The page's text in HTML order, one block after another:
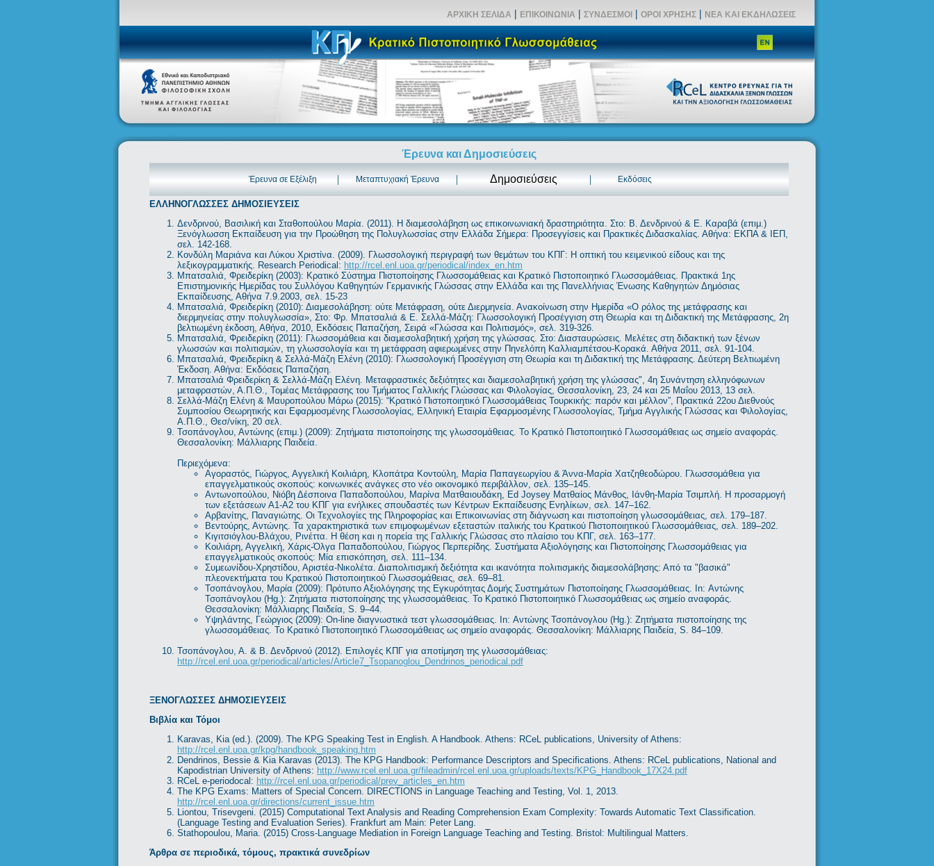
ΑΡΧΙΚΗ ΣΕΛΙΔΑ | ΕΠΙΚΟΙΝΩΝΙΑ | ΣΥΝΔΕΣΜΟΙ | ΟΡΟΙ ΧΡΗΣΗΣ | ΝΕΑ ΚΑΙ ΕΚΔΗΛΩΣΕΙΣ
Έρευνα και Δημοσιεύσεις
Έρευνα σε Εξέλιξη | Μεταπτυχιακή Έρευνα | Δημοσιεύσεις | Εκδόσεις
ΕΛΛΗΝΟΓΛΩΣΣΕΣ ΔΗΜΟΣΙΕΥΣΕΙΣ
Δενδρινού, Βασιλική και Σταθοπούλου Μαρία. (2011). Η διαμεσολάβηση ως επικοινωνιακή δραστηριότητα. Στο: Β. Δενδρινού & Ε. Καραβά (επιμ.)
Ξενόγλωσση Εκπαίδευση για την Προώθηση της Πολυγλωσσίας στην Ελλάδα Σήμερα: Προσεγγίσεις και Πρακτικές Διδασκαλίας. Αθήνα: ΕΚΠΑ & ΙΕΠ,
σελ. 142-168.
Κονδύλη Μαριάνα και Λύκου Χριστίνα. (2009). Γλωσσολογική περιγραφή των θεμάτων του ΚΠΓ: Η οπτική του κειμενικού είδους και της
λεξικογραμματικής. Research Periodical: http://rcel.enl.uoa.gr/periodical/index_en.htm
Μπατσαλιά, Φρειδερίκη (2003): Κρατικό Σύστημα Πιστοποίησης Γλωσσομάθειας και Κρατικό Πιστοποιητικό Γλωσσομάθειας. Πρακτικά 1ης
Επιστημονικής Ημερίδας του Συλλόγου Καθηγητών Γερμανικής Γλώσσας στην Ελλάδα και της Πανελλήνιας Ένωσης Καθηγητών Δημόσιας
Εκπαίδευσης, Αθήνα 7.9.2003, σελ. 15-23
Μπατσαλιά, Φρειδερίκη (2010): Διαμεσολάβηση: ούτε Μετάφραση, ούτε Διερμηνεία. Ανακοίνωση στην Ημερίδα «Ο ρόλος της μετάφρασης και
διερμηνείας στην πολυγλωσσία», Στο: Φρ. Μπατσαλιά & Ε. Σελλά-Μάζη: Γλωσσολογική Προσέγγιση στη Θεωρία και τη Διδακτική της Μετάφρασης, 2η
βελτιωμένη έκδοση, Αθήνα, 2010, Εκδόσεις Παπαζήση, Σειρά «Γλώσσα και Πολιτισμός», σελ. 319-326.
Μπατσαλιά, Φρειδερίκη (2011): Γλωσσομάθεια και διαμεσολαβητική χρήση της γλώσσας. Στο: Διασταυρώσεις. Μελέτες στη διδακτική των ξένων
γλωσσών και πολιτισμών, τη γλωσσολογία και τη μετάφραση αφιερωμένες στην Πηνελόπη Καλλιαμπέτσου-Κορακά. Αθήνα 2011, σελ. 91-104.
Μπατσαλιά, Φρειδερίκη & Σελλά-Μάζη Ελένη (2010): Γλωσσολογική Προσέγγιση στη Θεωρία και τη Διδακτική της Μετάφρασης. Δεύτερη Βελτιωμένη
Έκδοση. Αθήνα: Εκδόσεις Παπαζήση.
Μπατσαλιά Φρειδερίκη & Σελλά-Μάζη Ελένη. Μεταφραστικές δεξιότητες και διαμεσολαβητική χρήση της γλώσσας", 4η Συνάντηση ελληνόφωνων
μεταφραστών, Α.Π.Θ., Τομέας Μετάφρασης του Τμήματος Γαλλικής Γλώσσας και Φιλολογίας, Θεσσαλονίκη, 23, 24 και 25 Μαΐου 2013, 13 σελ.
Σελλά-Μάζη Ελένη & Μαυροπούλου Μάρω (2015): “Κρατικό Πιστοποιητικό Γλωσσομάθειας Τουρκικής: παρόν και μέλλον”, Πρακτικά 22ου Διεθνούς
Συμποσίου Θεωρητικής και Εφαρμοσμένης Γλωσσολογίας, Ελληνική Εταιρία Εφαρμοσμένης Γλωσσολογίας, Τμήμα Αγγλικής Γλώσσας και Φιλολογίας,
Α.Π.Θ., Θεσ/νίκη, 20 σελ.
Τσοπάνογλου, Αντώνης (επιμ.) (2009): Ζητήματα πιστοποίησης της γλωσσομάθειας. Το Κρατικό Πιστοποιητικό Γλωσσομάθειας ως σημείο αναφοράς.
Θεσσαλονίκη: Μάλλιαρης Παιδεία.
Περιεχόμενα:
Αγοραστός, Γιώργος, Αγγελική Κοιλιάρη, Κλοπάτρα Κοντούλη, Μαρία Παπαγεωργίου & Άννα-Μαρία Χατζηθεοδώρου. Γλωσσομάθεια για
επαγγελματικούς σκοπούς: κοινωνικές ανάγκες στο νέο οικονομικό περιβάλλον, σελ. 135–145.
Αντωνοπούλου, Νιόβη Δέσποινα Παπαδοπούλου, Μαρίνα Ματθαιουδάκη, Ed Joysey Ματθαίος Μάνθος, Ιάνθη-Μαρία Τσιμπλή. Η προσαρμογή
των εξετάσεων Α1-Α2 του ΚΠΓ για ενήλικες σπουδαστές των Κέντρων Εκπαίδευσης Ενηλίκων, σελ. 147–162.
Αρβανίτης, Παναγιώτης. Οι Τεχνολογίες της Πληροφορίας και Επικοινωνίας στη διάγνωση και πιστοποίηση γλωσσομάθειας, σελ. 179–187.
Βεντούρης, Αντώνης. Τα χαρακτηριστικά των επιμοφωμένων εξεταστών ιταλικής του Κρατικού Πιστοποιητικού Γλωσσομάθειας, σελ. 189–202.
Κιγιτσιόγλου-Βλάχου, Ρινέττα. Η θέση και η πορεία της Γαλλικής Γλώσσας στο πλαίσιο του ΚΠΓ, σελ. 163–177.
Κοιλιάρη, Αγγελική, Χάρις-Όλγα Παπαδοπούλου, Γιώργος Περπερίδης. Συστήματα Αξιολόγησης και Πιστοποίησης Γλωσσομάθειας για
επαγγελματικούς σκοπούς: Μία επισκόπηση, σελ. 111–134.
Συμεωνίδου-Χρηστίδου, Αριστέα-Νικολέτα. Διαπολιτισμική δεξιότητα και ικανότητα πολιτισμικής διαμεσολάβησης: Από τα "βασικά"
πλεονεκτήματα του Κρατικού Πιστοποιητικού Γλωσσομάθειας, σελ. 69–81.
Τσοπάνογλου, Μαρία (2009): Πρότυπο Αξιολόγησης της Εγκυρότητας Δομής Συστημάτων Πιστοποίησης Γλωσσομάθειας. In: Αντώνης
Τσοπάνογλου (Hg.): Ζητήματα πιστοποίησης της γλωσσομάθειας. Το Κρατικό Πιστοποιητικό Γλωσσομάθειας ως σημείο αναφοράς.
Θεσσαλονίκη: Μάλλιαρης Παιδεία, S. 9–44.
Υψηλάντης, Γεώργιος (2009): On-line διαγνωστικά τεστ γλωσσομάθειας. In: Αντώνης Τσοπάνογλου (Hg.): Ζητήματα πιστοποίησης της
γλωσσομάθειας. Το Κρατικό Πιστοποιητικό Γλωσσομάθειας ως σημείο αναφοράς. Θεσσαλονίκη: Μάλλιαρης Παιδεία, S. 84–109.
Τσοπάνογλου, Α. & Β. Δενδρινού (2012). Επιλογές ΚΠΓ για αποτίμηση της γλωσσομάθειας:
http://rcel.enl.uoa.gr/periodical/articles/Article7_Tsopanoglou_Dendrinos_periodical.pdf
ΞΕΝΟΓΛΩΣΣΕΣ ΔΗΜΟΣΙΕΥΣΕΙΣ
Βιβλία και Τόμοι
Karavas, Kia (ed.). (2009). The KPG Speaking Test in English. A Handbook. Athens: RCeL publications, University of Athens:
http://rcel.enl.uoa.gr/kpg/handbook_speaking.htm
Dendrinos, Bessie & Kia Karavas (2013). The KPG Handbook: Performance Descriptors and Specifications. Athens: RCeL publications, National and
Kapodistrian University of Athens: http://www.rcel.enl.uoa.gr/fileadmin/rcel.enl.uoa.gr/uploads/texts/KPG_Handbook_17X24.pdf
RCeL e-periodocal: http://rcel.enl.uoa.gr/periodical/prev_articles_en.htm
The KPG Exams: Matters of Special Concern. DIRECTIONS in Language Teaching and Testing, Vol. 1, 2013.
http://rcel.enl.uoa.gr/directions/current_issue.htm
Liontou, Trisevgeni. (2015) Computational Text Analysis and Reading Comprehension Exam Complexity: Towards Automatic Text Classification.
(Language Testing and Evaluation Series). Frankfurt am Main: Peter Lang.
Stathopoulou, Maria. (2015) Cross-Language Mediation in Foreign Language Teaching and Testing. Bristol: Multilingual Matters.
Άρθρα σε περιοδικά, τόμους, πρακτικά συνεδρίων